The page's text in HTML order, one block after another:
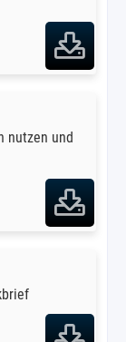
nutzen und